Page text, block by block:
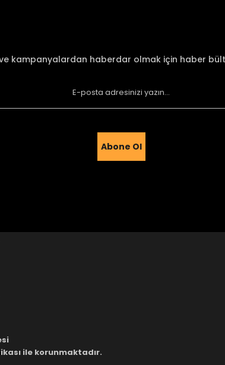
Gönder
kampanyalardan haberdar olmak için haber
Abone Ol
ile korunmaktadır.